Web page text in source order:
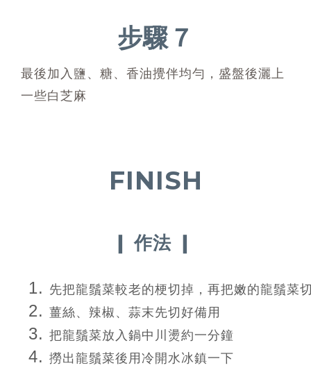
步驟７
最後加入鹽、糖、香油攪伴均勻，盛盤後灑上
一些白芝麻
FINISH
❙作法 ❙
先把龍鬚菜較老的梗切掉，再把嫩的龍鬚菜
薑絲、辣椒、蒜末先切好備用
把龍鬚菜放入鍋中川燙約一分鐘
撈出龍鬚菜後用冷開水冰鎮一下